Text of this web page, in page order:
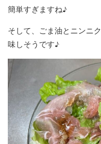
簡単すぎますね♪
そして、ごま油とニンニ
味しそうです♪